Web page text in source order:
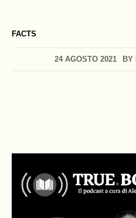
FACTS
24 AGOSTO 2021 BY